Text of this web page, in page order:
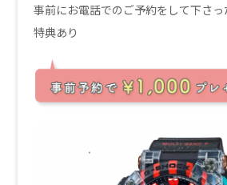
事前にお電話でのご予約をして下さ
特典あり